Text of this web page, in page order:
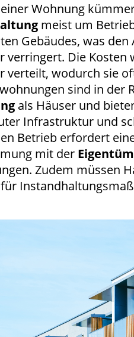
Wohnung
meist um
Gebäudes, was
verringert. Die Kosten
verteilt, wodurch sie
sind in der
als Häuser und
Infrastruktur und
Betrieb erfordert
mit der
Zudem müssen
für